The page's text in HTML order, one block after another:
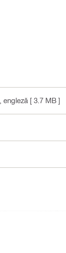
, engleză [ 3.7 MB ]